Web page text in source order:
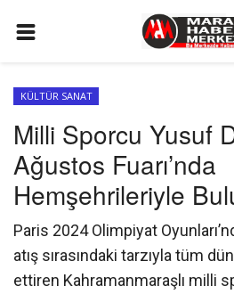
GÜNDEM
SİYASET
EKONOMİ
EĞİTİM
İLETİŞİM
KÜLTÜR SANAT
Milli Sporcu Yusuf
Ağustos Fuarı’nda
Hemşehrileriyle
Paris 2024 Olimpiyat
atış sırasındaki tarzıyla tüm
ettiren Kahramanmaraşlı milli